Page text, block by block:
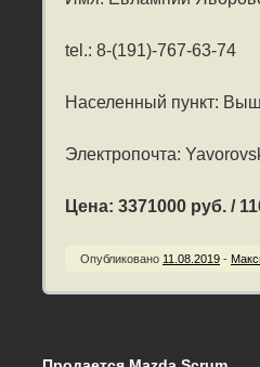
tel.: 8-(191)-767-63-74
Населенный пункт:
Электропочта:
Цена: 3371000 руб. /
Опубликовано 11.08.2019 -